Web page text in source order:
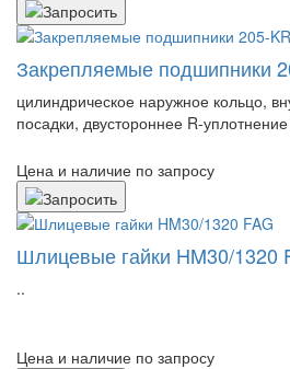
Закрепляемые подшипники
цилиндрическое наружное кольцо,
посадки, двустороннее R-
Цена и наличие по запросу
Шлицевые гайки HM30/1320
..
Цена и наличие по запросу